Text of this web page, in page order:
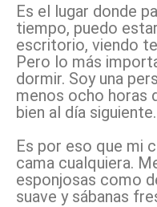
Es el lugar donde
tiempo, puedo
escritorio, viendo
Pero lo más
dormir. Soy una
menos ocho horas
bien al día siguiente.
Es por eso que mi
cama cualquiera.
esponjosas como
suave y sábanas